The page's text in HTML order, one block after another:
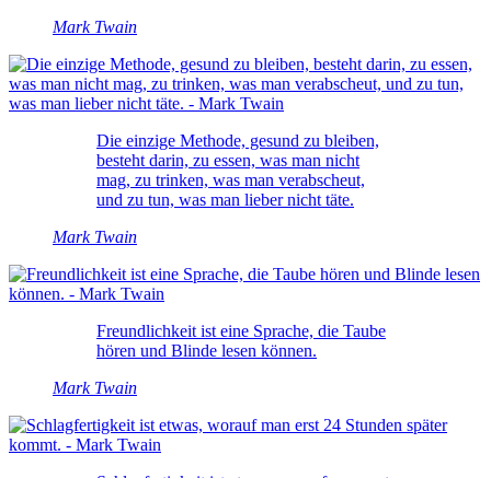
Mark Twain
Die einzige Methode, gesund zu bleiben,
besteht darin, zu essen, was man nicht
mag, zu trinken, was man verabscheut,
und zu tun, was man lieber nicht täte.
Mark Twain
Freundlichkeit ist eine Sprache, die Taube
hören und Blinde lesen können.
Mark Twain